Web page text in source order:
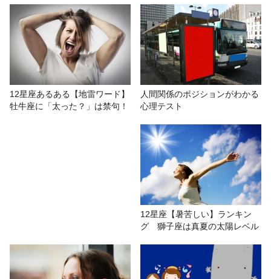
12星座【エンジェルパーソン】占
い 人生を大きく変える運命の相手
は誰？
# おもしろ # 星座グループ別 # 高橋桐矢
# 星座占い/星占い # 人間関係
12星座あるある【地雷ワード】
牡牛座に「太った？」は禁句！
人間関係のポジションがわかる
心理テスト
12星座【暑苦しい】ランキン
グ 獅子座は真夏の太陽レベル